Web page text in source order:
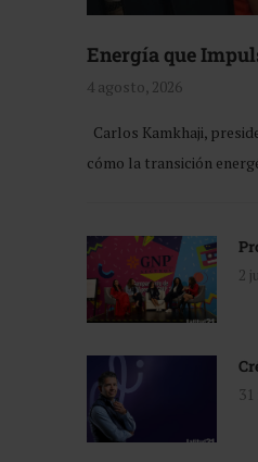
Energía que
4 agosto, 2026
Carlos Kamkhaji,
cómo la transición
2